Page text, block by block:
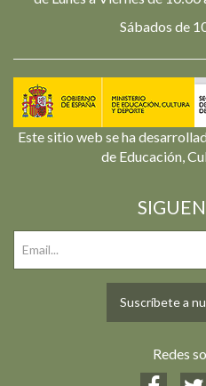
Sábados de
Este sitio web se ha
de Educación,
Suscríbete a
Redes